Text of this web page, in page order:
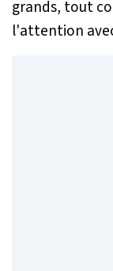
grands, tout
l'attention